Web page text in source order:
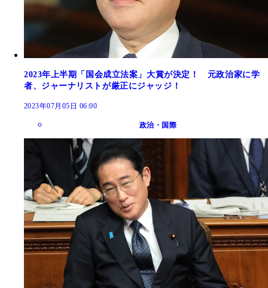
2023年上半期「国会成立法案」大賞が決定！ 元政治家に学
者、ジャーナリストが厳正にジャッジ！
2023年07月05日 06:00
政治・国際